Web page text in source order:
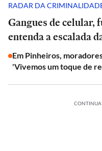
RADAR DA
Gangues de celular,
entenda a escalada
Em Pinheiros,
'Vivemos um toque de
CONTINUA